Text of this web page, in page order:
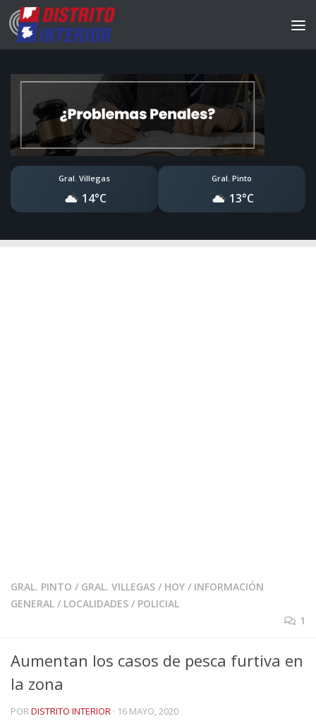
Gral. Villegas
14°C
Gral. Pinto
13°C
GRAL. PINTO / GRAL. VILLEGAS / HOY / INFORMACIÓN
GENERAL / LOCALIDADES / POLICIAL
1
Aumentan los casos de pesca furtiva en
la zona
PORDISTRITO INTERIOR · 16 MAYO, 2020